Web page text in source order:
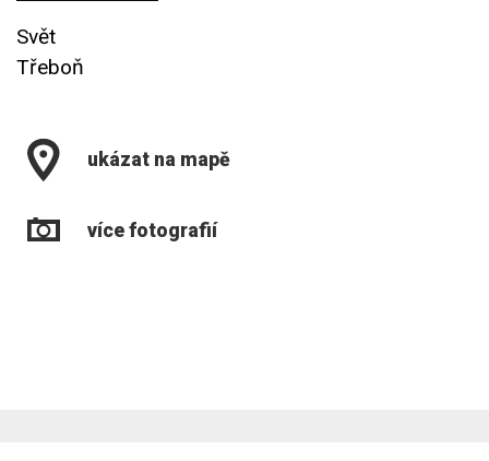
Svět
Třeboň
ukázat na mapě
více fotografií